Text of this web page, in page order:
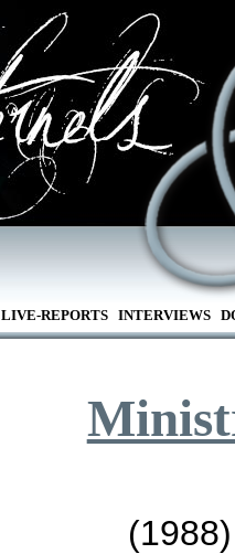
LIVE-REPORTS INTERVIEWS